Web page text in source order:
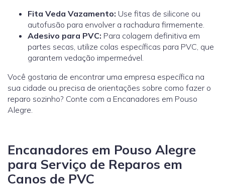
Fita Veda Vazamento: Use fitas de silicone ou
autofusão para envolver a rachadura firmemente.
Adesivo para PVC: Para colagem definitiva em
partes secas, utilize colas específicas para PVC, que
garantem vedação impermeável.
Você gostaria de encontrar uma empresa específica na
sua cidade ou precisa de orientações sobre como fazer o
reparo sozinho? Conte com a Encanadores em Pouso
Alegre.
Encanadores em Pouso Alegre
para Serviço de Reparos em
Canos de PVC